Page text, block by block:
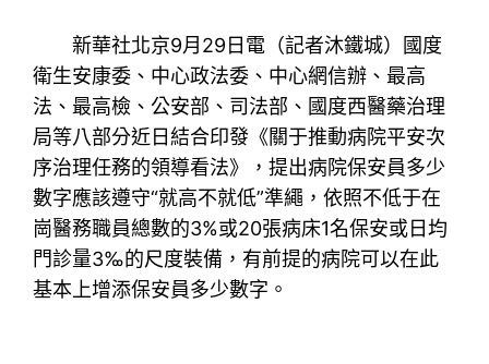
新華社北京9月29日電（記者沐鐵城）國度
衛生安康委、中心政法委、中心網信辦、最高
法、最高檢、公安部、司法部、國度西醫藥治理
局等八部分近日結合印發《關于推動病院平安次
序治理任務的領導看法》，提出病院保安員多少
數字應該遵守“就高不就低”準繩，依照不低于在
崗醫務職員總數的3%或20張病床1名保安或日均
門診量3‰的尺度裝備，有前提的病院可以在此
基本上增添保安員多少數字。